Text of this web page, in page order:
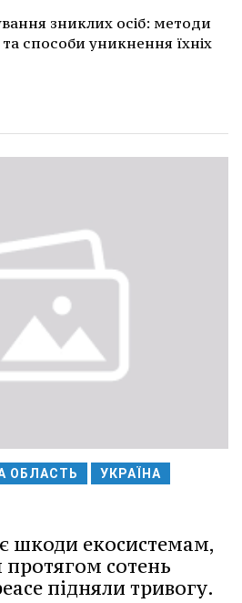
зниклих осіб: методи
способи уникнення їхніх
ОБЛАСТЬ УКРАЇНА
шкоди екосистемам,
сотень
підняли тривогу.